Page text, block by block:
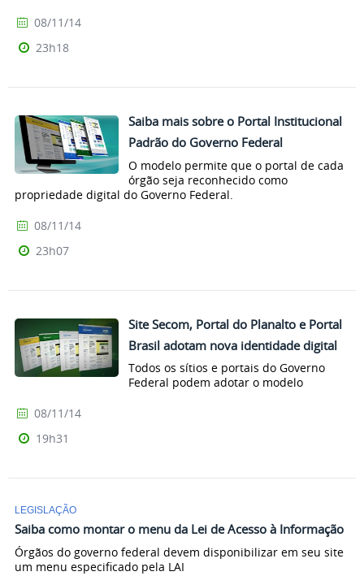
08/11/14
23h18
Saiba mais sobre o Portal Institucional
Padrão do Governo Federal
O modelo permite que o portal de cada
órgão seja reconhecido como
propriedade digital do Governo Federal.
08/11/14
23h07
Site Secom, Portal do Planalto e Portal
Brasil adotam nova identidade digital
Todos os sítios e portais do Governo
Federal podem adotar o modelo
08/11/14
19h31
LEGISLAÇÃO
Saiba como montar o menu da Lei de Acesso à Informação
Órgãos do governo federal devem disponibilizar em seu site
um menu especificado pela LAI